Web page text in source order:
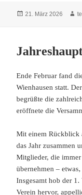
Veröffentlicht
21. März 2026
Ende Februar fand
Wienhausen statt.
begrüßte die
eröffnete die
Mit einem Rückblick
das Jahr zusammen
Mitglieder, die
übernehmen –
Insgesamt hob der
Verein hervor,